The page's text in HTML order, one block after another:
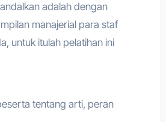
adalah dengan
manajerial para staf
untuk itulah pelatihan ini
tentang arti, peran